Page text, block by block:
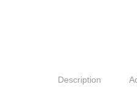
Description